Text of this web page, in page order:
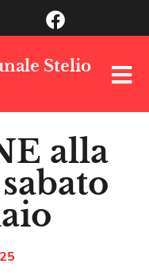
Stelio
alla